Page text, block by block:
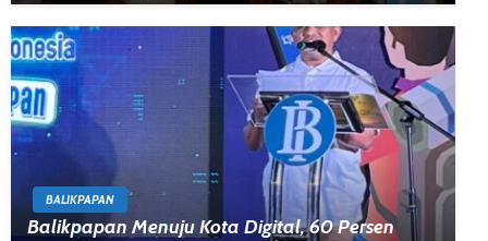
BALIKPAPAN
Balikpapan Menuju Kota Digital, 60 Persen